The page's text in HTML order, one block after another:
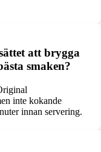
att brygga
smaken?
inte kokande
innan servering.